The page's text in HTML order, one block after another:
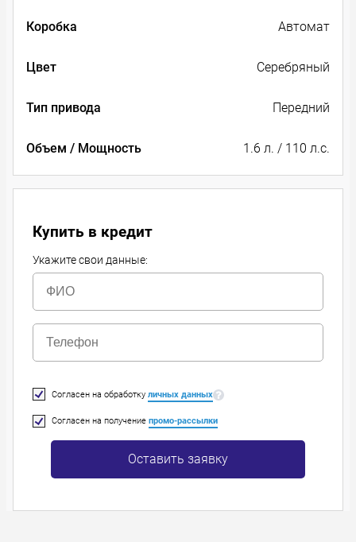
Коробка Автомат
Цвет Серебряный
Тип привода Передний
Объем / Мощность 1.6 л. / 110 л.с.
Купить в кредит
Укажите свои данные:
Согласен на обработку личных данных
Согласен на получение промо-рассылки
Оставить заявку